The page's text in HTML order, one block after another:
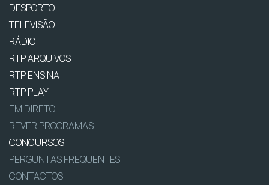
DESPORTO
TELEVISÃO
RÁDIO
RTP ARQUIVOS
RTP ENSINA
RTP PLAY
EM DIRETO
REVER PROGRAMAS
CONCURSOS
PERGUNTAS FREQUENTES
CONTACTOS